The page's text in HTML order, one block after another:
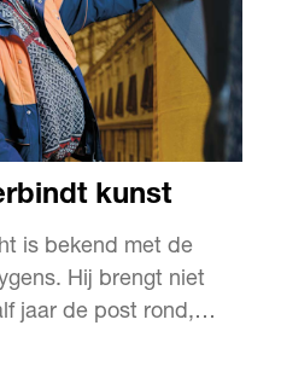
kunst
is bekend met de
Hij brengt niet
jaar de post rond,